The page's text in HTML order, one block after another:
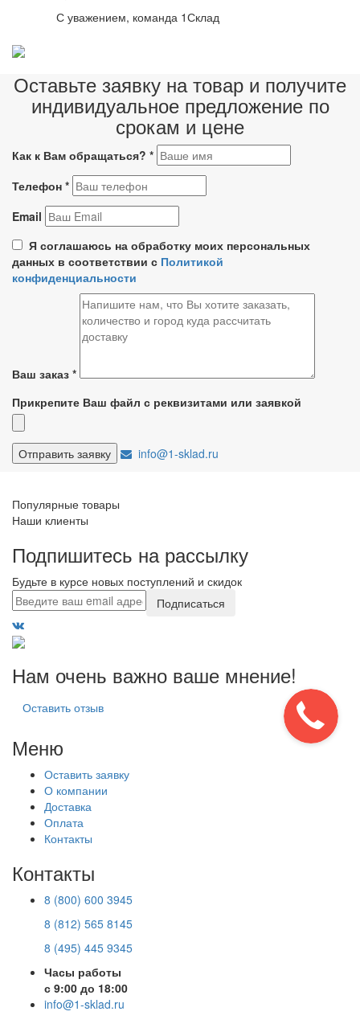
С уважением, команда 1Склад
Оставьте заявку на товар и получите
индивидуальное предложение по
срокам и цене
Как к Вам обращаться? *
Телефон *
Email
Я соглашаюсь на обработку моих персональных
данных в соответствии с Политикой
конфиденциальности
Ваш заказ *
Прикрепите Ваш файл с реквизитами или заявкой
info@1-sklad.ru
Популярные товары
Наши клиенты
Подпишитесь на рассылку
Будьте в курсе новых поступлений и скидок
Подписаться
Нам очень важно ваше мнение!
Оставить отзыв
Меню
Оставить заявку
О компании
Доставка
Оплата
Контакты
Контакты
8 (800) 600 3945
8 (812) 565 8145
8 (495) 445 9345
Часы работы
с 9:00 до 18:00
info@1-sklad.ru